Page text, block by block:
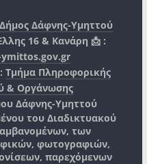
Δήμος Δάφνης-Υμηττού
16 & Κανάρη 📩 :
Τμήμα Πληροφορικής
& Οργάνωσης
Δάφνης-Υμηττού
του Διαδικτυακού
των
φωτογραφιών,
παρεχόμενων